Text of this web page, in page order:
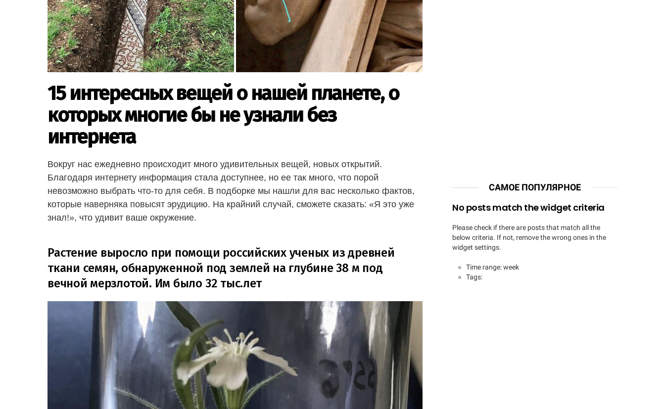
15 интересных вещей о нашей планете, о
которых многие бы не узнали без
интернета
Вокруг нас ежедневно происходит много удивительных вещей, новых открытий.
Благодаря интернету информация стала доступнее, но ее так много, что порой
невозможно выбрать что-то для себя. В подборке мы нашли для вас несколько фактов,
которые наверняка повысят эрудицию. На крайний случай, сможете сказать: «Я это уже
знал!», что удивит ваше окружение.
Растение выросло при помощи российских ученых из древней
ткани семян, обнаруженной под землей на глубине 38 м под
вечной мерзлотой. Им было 32 тыс.лет
САМОЕ ПОПУЛЯРНОЕ
No posts match the widget criteria
Please check if there are posts that match all the
below criteria. If not, remove the wrong ones in the
widget settings.
Time range: week
Tags: